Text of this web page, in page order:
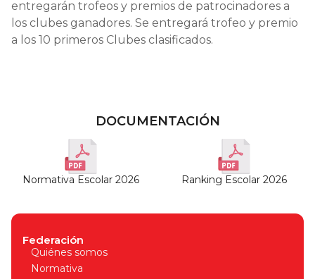
entregarán trofeos y premios de patrocinadores a
los clubes ganadores. Se entregará trofeo y premio
a los 10 primeros Clubes clasificados.
DOCUMENTACIÓN
Normativa Escolar 2026 Ranking Escolar 2026
Federación
Quiénes somos
Normativa